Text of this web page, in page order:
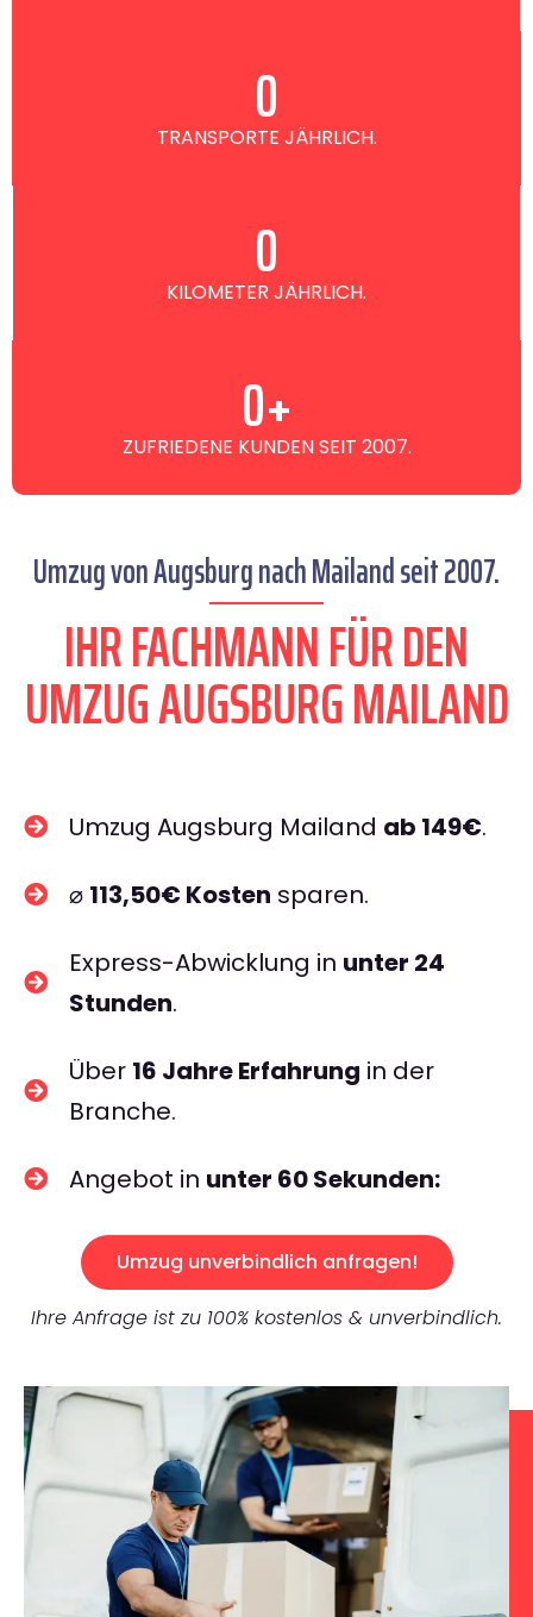
TRANSPORTE JÄHRLICH.
0
KILOMETER JÄHRLICH.
0
ZUFRIEDENE KUNDEN SEIT 2007.
0+
Umzug von Augsburg nach Mailand seit 2007.
IHR FACHMANN FÜR DEN
UMZUG AUGSBURG MAILAND
Umzug Augsburg Mailand ab 149€.
⌀ 113,50€ Kosten sparen.
Express-Abwicklung in unter 24
Stunden.
Über 16 Jahre Erfahrung in der
Branche.
Angebot in unter 60 Sekunden:
Umzug unverbindlich anfragen!
Ihre Anfrage ist zu 100% kostenlos & unverbindlich.